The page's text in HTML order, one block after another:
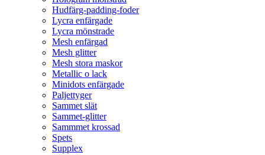
Hudfärg-padding-foder
Lycra enfärgade
Lycra mönstrade
Mesh enfärgad
Mesh glitter
Mesh stora maskor
Metallic o lack
Minidots enfärgade
Paljettyger
Sammet slät
Sammet-glitter
Sammmet krossad
Spets
Supplex